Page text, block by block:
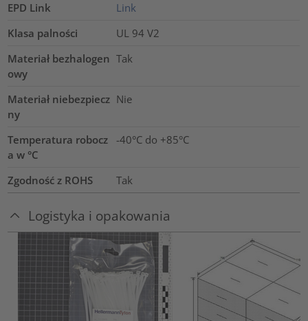
EPD Link
Link
Klasa palności
UL 94 V2
Materiał bezhalogen
owy
Tak
Materiał niebezpiecz
ny
Nie
Temperatura robocz
a w °C
-40°C do +85°C
Zgodność z ROHS Tak
Logistyka i opakowania